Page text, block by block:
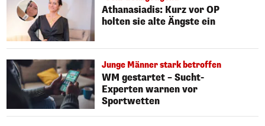
Athanasiadis: Kurz vor OP
holten sie alte Ängste ein
Junge Männer stark betroffen
WM gestartet – Sucht-
Experten warnen vor
Sportwetten